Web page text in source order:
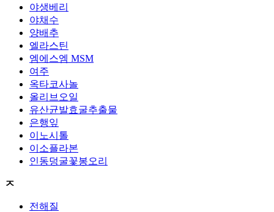
야생베리
야채수
양배추
엘라스틴
엠에스엠 MSM
여주
옥타코사놀
올리브오일
유산균발효굴추출물
은행잎
이노시톨
이소플라본
인동덩굴꽃봉오리
ㅈ
전해질